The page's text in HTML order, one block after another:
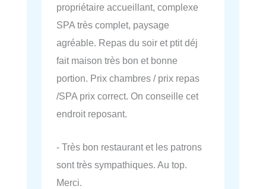
propriétaire accueillant, complexe
SPA très complet, paysage
agréable. Repas du soir et ptit déj
fait maison très bon et bonne
portion. Prix chambres / prix repas
/SPA prix correct. On conseille cet
endroit reposant.
- Très bon restaurant et les patrons
sont très sympathiques. Au top.
Merci.